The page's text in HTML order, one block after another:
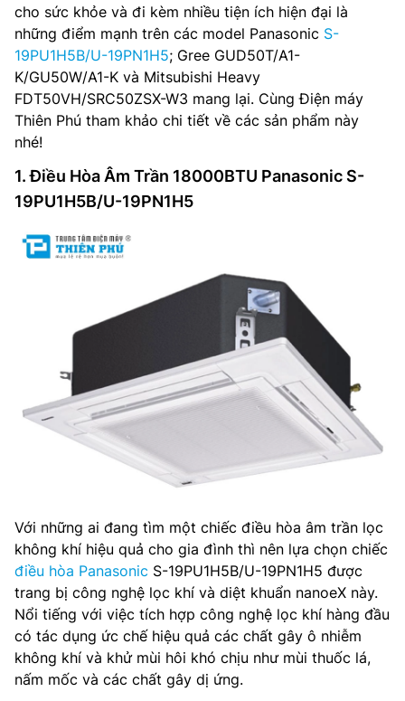
cho sức khỏe và đi kèm nhiều tiện ích hiện đại là
những điểm mạnh trên các model Panasonic S-
19PU1H5B/U-19PN1H5; Gree GUD50T/A1-
K/GU50W/A1-K và Mitsubishi Heavy
FDT50VH/SRC50ZSX-W3 mang lại. Cùng Điện máy
Thiên Phú tham khảo chi tiết về các sản phẩm này
nhé!
1. Điều Hòa Âm Trần 18000BTU Panasonic S-
19PU1H5B/U-19PN1H5
Với những ai đang tìm một chiếc điều hòa âm trần lọc
không khí hiệu quả cho gia đình thì nên lựa chọn chiếc
điều hòa Panasonic S-19PU1H5B/U-19PN1H5 được
trang bị công nghệ lọc khí và diệt khuẩn nanoeX này.
Nổi tiếng với việc tích hợp công nghệ lọc khí hàng đầu
có tác dụng ức chế hiệu quả các chất gây ô nhiễm
không khí và khử mùi hôi khó chịu như mùi thuốc lá,
nấm mốc và các chất gây dị ứng.